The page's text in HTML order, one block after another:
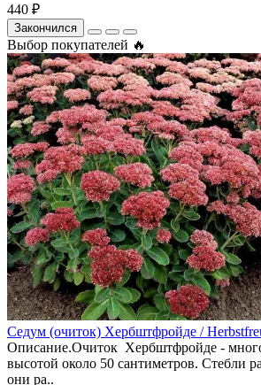
440 ₽
Закончился
Выбор покупателей 🔥
Седум (очиток) Хербштфройде /
Описание.Очиток Хербштфройде -
высотой около 50 сантиметров. Стебли
они ра..